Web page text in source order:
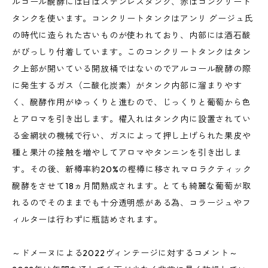
タンクを使います。コンクリートタンクはアンリ グージュ氏
の時代に造られた古いものが使われており、内部には酒石酸
がびっしり付着しています。このコンクリートタンクはタン
ク上部が開いている開放桶ではないのでアルコール醗酵の際
に発生するガス（二酸化炭素）がタンク内部に溜まりやす
く、醗酵作用がゆっくりと進むので、じっくりと葡萄から色
とアロマを引き出します。櫂入れはタンク内に設置されてい
る金網状の機械で行い、ガスによって押し上げられた果皮や
種と果汁の接触を増やしてアロマやタンニンを引き出しま
す。その後、新樽率約20%の樫樽に移されマロラクティック
醗酵をさせて18ヵ月間熟成されます。とても綺麗な葡萄が取
れるのでそのままでも十分透明感がある為、コラージュやフ
ィルターは行わずに瓶詰めされます。
～ドメーヌによる2022ヴィンテージに対するコメント～